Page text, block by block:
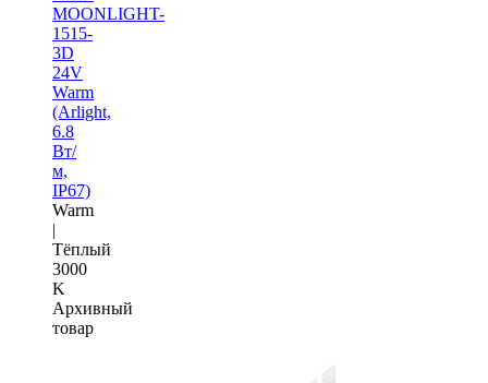
MOONLIGHT-
1515-
3D
24V
Warm
(Arlight,
6.8
Вт/
м,
IP67)
Warm
|
Тёплый
3000
K
Архивный
товар